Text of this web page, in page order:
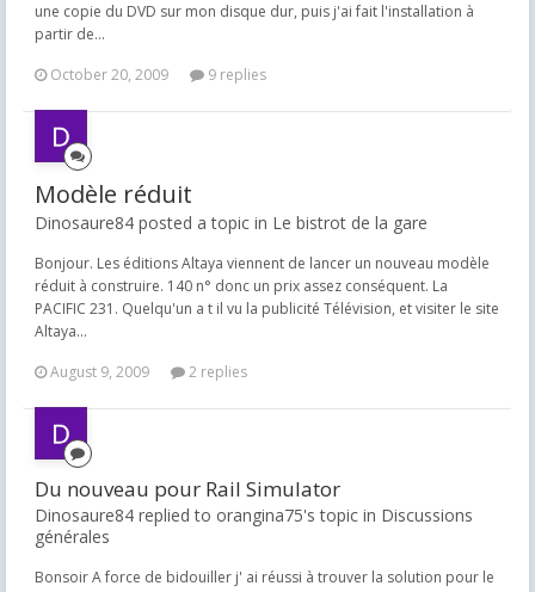
une copie du DVD sur mon disque dur, puis j'ai fait l'installation à
partir de...
October 20, 2009
9 replies
Modèle réduit
Dinosaure84 posted a topic in Le bistrot de la gare
Bonjour. Les éditions Altaya viennent de lancer un nouveau modèle
réduit à construire. 140 n° donc un prix assez conséquent. La
PACIFIC 231. Quelqu'un a t il vu la publicité Télévision, et visiter le site
Altaya...
August 9, 2009
2 replies
Du nouveau pour Rail Simulator
Dinosaure84 replied to orangina75's topic in Discussions
générales
Bonsoir A force de bidouiller j' ai réussi à trouver la solution pour le